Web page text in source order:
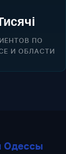
ПО
И ОБЛАСТИ
Одессы